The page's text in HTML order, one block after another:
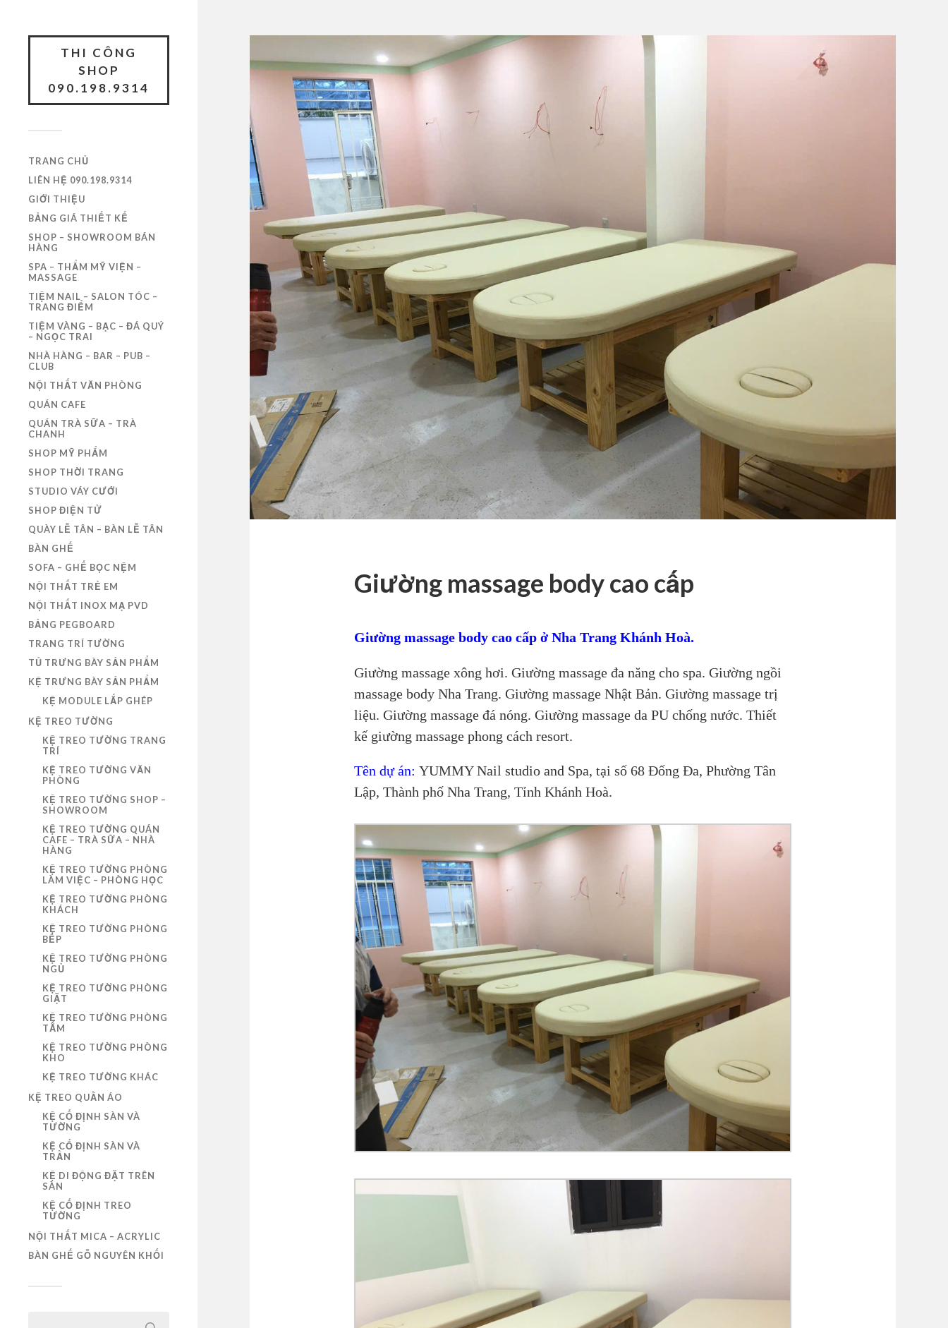
THI CÔNG
SHOP
090.198.9314
TRANG CHỦ
LIÊN HỆ 090.198.9314
GIỚI THIỆU
BẢNG GIÁ THIẾT KẾ
SHOP – SHOWROOM BÁN
HÀNG
SPA – THẨM MỸ VIỆN –
MASSAGE
TIỆM NAIL – SALON TÓC –
TRANG ĐIỂM
TIỆM VÀNG – BẠC – ĐÁ QUÝ
– NGỌC TRAI
NHÀ HÀNG – BAR – PUB –
CLUB
NỘI THẤT VĂN PHÒNG
QUÁN CAFE
QUÁN TRÀ SỮA – TRÀ
CHANH
SHOP MỸ PHẨM
SHOP THỜI TRANG
STUDIO VÁY CƯỚI
SHOP ĐIỆN TỬ
QUÀY LỄ TÂN – BÀN LỄ TÂN
BÀN GHẾ
SOFA – GHẾ BỌC NỆM
NỘI THẤT TRẺ EM
NỘI THẤT INOX MẠ PVD
BẢNG PEGBOARD
TRANG TRÍ TƯỜNG
TỦ TRƯNG BÀY SẢN PHẨM
KỆ TRƯNG BÀY SẢN PHẨM
KỆ MODULE LẮP GHÉP
KỆ TREO TƯỜNG
KỆ TREO TƯỜNG TRANG
TRÍ
KỆ TREO TƯỜNG VĂN
PHÒNG
KỆ TREO TƯỜNG SHOP –
SHOWROOM
KỆ TREO TƯỜNG QUÁN
CAFE – TRÀ SỮA – NHÀ
HÀNG
KỆ TREO TƯỜNG PHÒNG
LÀM VIỆC – PHÒNG HỌC
KỆ TREO TƯỜNG PHÒNG
KHÁCH
KỆ TREO TƯỜNG PHÒNG
BẾP
KỆ TREO TƯỜNG PHÒNG
NGỦ
KỆ TREO TƯỜNG PHÒNG
GIẶT
KỆ TREO TƯỜNG PHÒNG
TẮM
KỆ TREO TƯỜNG PHÒNG
KHO
KỆ TREO TƯỜNG KHÁC
KỆ TREO QUẦN ÁO
KỆ CỐ ĐỊNH SÀN VÀ
TƯỜNG
KỆ CỐ ĐỊNH SÀN VÀ
TRẦN
KỆ DI ĐỘNG ĐẶT TRÊN
SÀN
KỆ CỐ ĐỊNH TREO
TƯỜNG
NỘI THẤT MICA – ACRYLIC
BÀN GHẾ GỖ NGUYÊN KHỐI
Giường massage body cao cấp
Giường massage body cao cấp ở Nha Trang Khánh Hoà.
Giường massage xông hơi. Giường massage đa năng cho spa. Giường ngồi
massage body Nha Trang. Giường massage Nhật Bản. Giường massage trị
liệu. Giường massage đá nóng. Giường massage da PU chống nước. Thiết
kế giường massage phong cách resort.
Tên dự án: YUMMY Nail studio and Spa, tại số 68 Đống Đa, Phường Tân
Lập, Thành phố Nha Trang, Tỉnh Khánh Hoà.